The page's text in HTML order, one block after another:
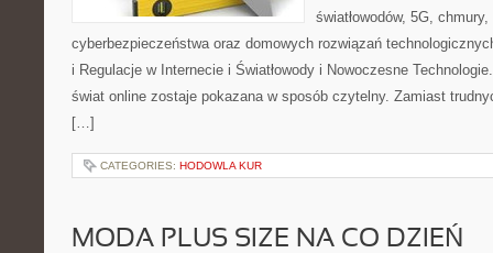
światłowodów, 5G,
cyberbezpieczeństwa oraz domowych rozwiązań
i Regulacje w Internecie i Światłowody i Nowoczesne
świat online zostaje pokazana w sposób czytelny. Zamiast
[…]
CATEGORIES: HODOWLA KUR
MODA PLUS SIZE NA CO DZIEŃ